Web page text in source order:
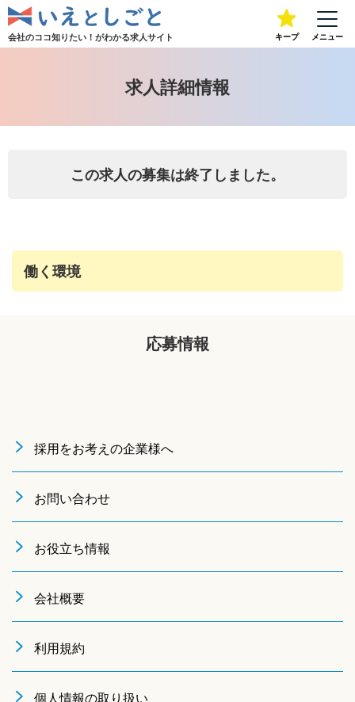
会社のココ知りたい！がわかる求人サイト キープ メニュー
求人詳細情報
この求人の募集は終了しました。
働く環境
応募情報
採用をお考えの企業様へ
お問い合わせ
お役立ち情報
会社概要
利用規約
個人情報の取り扱い